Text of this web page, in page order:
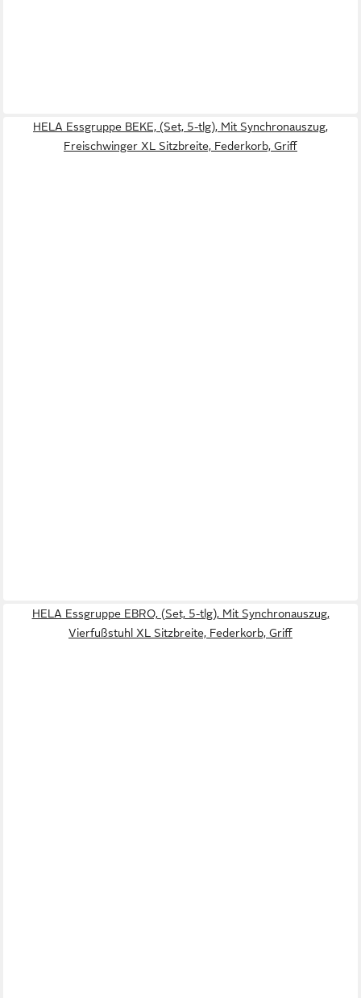
HELA Essgruppe BEKE, (Set, 5-tlg), Mit Synchronauszug,
Freischwinger XL Sitzbreite, Federkorb, Griff
HELA Essgruppe EBRO, (Set, 5-tlg), Mit Synchronauszug,
Vierfußstuhl XL Sitzbreite, Federkorb, Griff